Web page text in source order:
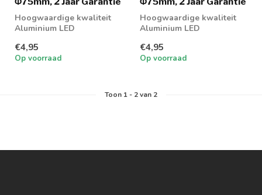
Hoogwaardige kwaliteit
Aluminium LED
lichtkleuren
€4,95
Op voorraad
Hoogwaardige kwaliteit
Aluminium LED
lichtkleuren
€4,95
Op voorraad
Toon 1- 2van 2